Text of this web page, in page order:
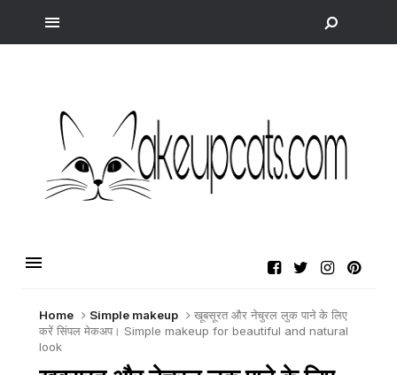
Home Simple makeup
खूबसूरत और नेचुरल लुक पाने के लिए
करें सिंपल मेकअप। Simple makeup for beautiful and natural
look